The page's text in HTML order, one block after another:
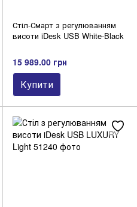
Стіл-Смарт з регулюванням
висоти iDesk USB White-Black
15 989.00 грн
Купити